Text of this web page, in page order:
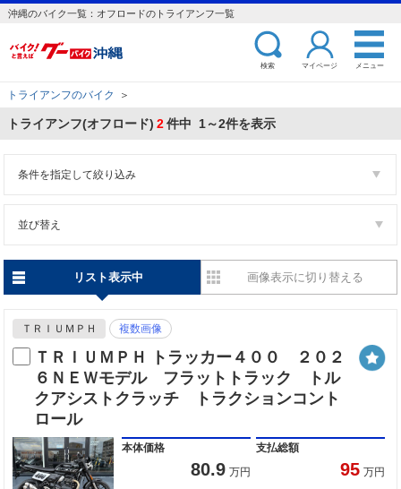
沖縄のバイク一覧：オフロードのトライアンフ一覧
検索 マイページ メニュー
トライアンフのバイク ＞
トライアンフ(オフロード) 2件中 1～2件を表示
条件を指定して絞り込み
並び替え
リスト表示中 画像表示に切り替える
ＴＲＩＵＭＰＨ 複数画像
ＴＲＩＵＭＰＨ トラッカー４００ ２０２
６ＮＥＷモデル フラットトラック トル
クアシストクラッチ トラクションコント
ロール
本体価格
80.9 万円
支払総額
95 万円